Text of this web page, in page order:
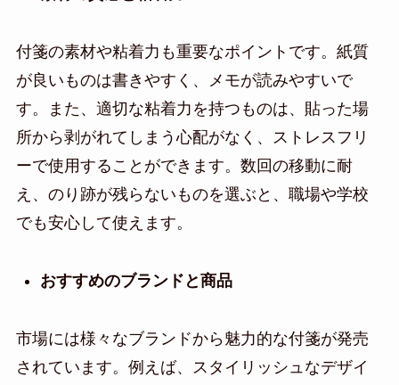
付箋の素材や粘着力も重要なポイントです。紙質
が良いものは書きやすく、メモが読みやすいで
す。また、適切な粘着力を持つものは、貼った場
所から剥がれてしまう心配がなく、ストレスフリ
ーで使用することができます。数回の移動に耐
え、のり跡が残らないものを選ぶと、職場や学校
でも安心して使えます。
おすすめのブランドと商品
市場には様々なブランドから魅力的な付箋が発売
されています。例えば、スタイリッシュなデザイ